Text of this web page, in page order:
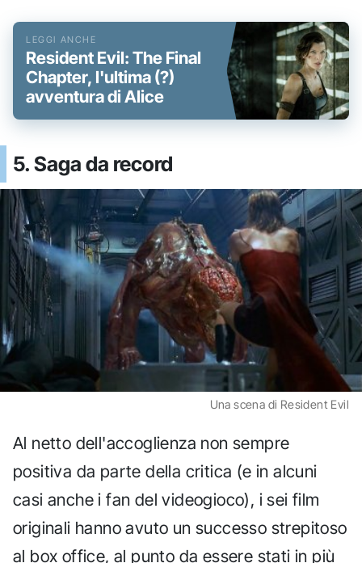
Resident Evil: The Final
Chapter, l'ultima (?)
avventura di Alice
5. Saga da record
Una scena di Resident Evil
Al netto dell'accoglienza non sempre
positiva da parte della critica (e in alcuni
casi anche i fan del videogioco), i sei film
originali hanno avuto un successo strepitoso
al box office, al punto da essere stati in più